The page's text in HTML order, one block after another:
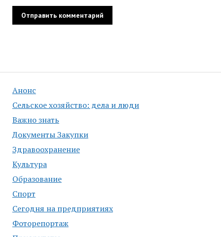
Анонс
Сельское хозяйство: дела и люди
Важно знать
Документы Закупки
Здравоохранение
Культура
Образование
Спорт
Сегодня на предприятиях
Фоторепортаж